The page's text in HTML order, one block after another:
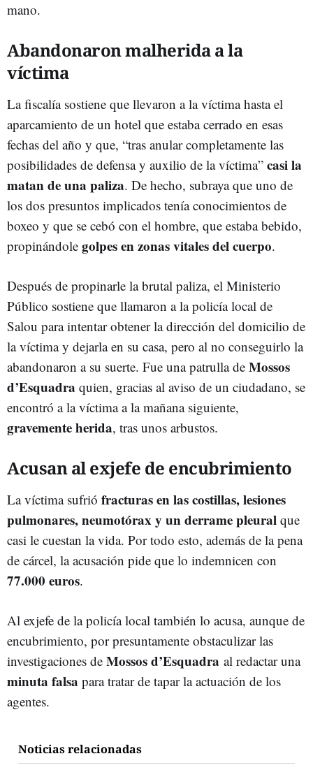
mano.
Abandonaron malherida a la
víctima
La fiscalía sostiene que llevaron a la víctima hasta el
aparcamiento de un hotel que estaba cerrado en esas
fechas del año y que, “tras anular completamente las
posibilidades de defensa y auxilio de la víctima” casi la
matan de una paliza. De hecho, subraya que uno de
los dos presuntos implicados tenía conocimientos de
boxeo y que se cebó con el hombre, que estaba bebido,
propinándole golpes en zonas vitales del cuerpo.
Después de propinarle la brutal paliza, el Ministerio
Público sostiene que llamaron a la policía local de
Salou para intentar obtener la dirección del domicilio de
la víctima y dejarla en su casa, pero al no conseguirlo la
abandonaron a su suerte. Fue una patrulla de Mossos
d’Esquadra quien, gracias al aviso de un ciudadano, se
encontró a la víctima a la mañana siguiente,
gravemente herida, tras unos arbustos.
Acusan al exjefe de encubrimiento
La víctima sufrió fracturas en las costillas, lesiones
pulmonares, neumotórax y un derrame pleural que
casi le cuestan la vida. Por todo esto, además de la pena
de cárcel, la acusación pide que lo indemnicen con
77.000 euros.
Al exjefe de la policía local también lo acusa, aunque de
encubrimiento, por presuntamente obstaculizar las
investigaciones de Mossos d’Esquadra al redactar una
minuta falsa para tratar de tapar la actuación de los
agentes.
Noticias relacionadas